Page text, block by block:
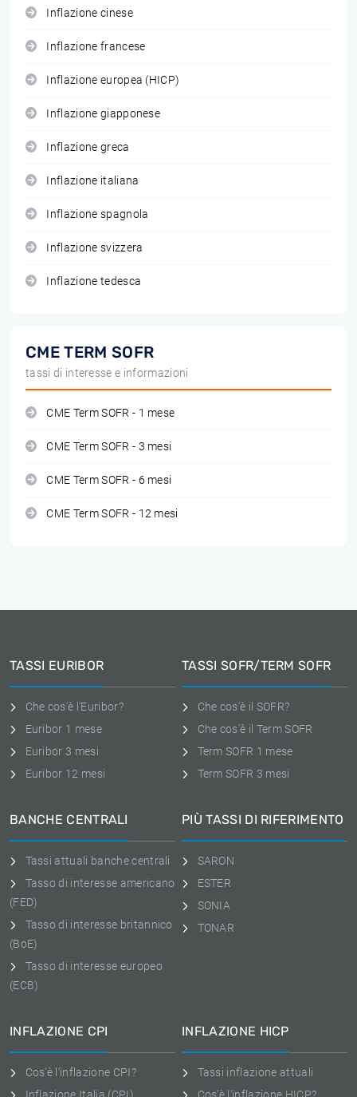
Inflazione cinese
Inflazione francese
Inflazione europea (HICP)
Inflazione giapponese
Inflazione greca
Inflazione italiana
Inflazione spagnola
Inflazione svizzera
Inflazione tedesca
CME TERM SOFR
tassi di interesse e informazioni
CME Term SOFR - 1 mese
CME Term SOFR - 3 mesi
CME Term SOFR - 6 mesi
CME Term SOFR - 12 mesi
TASSI EURIBOR
Che cos'è l'Euribor?
Euribor 1 mese
Euribor 3 mesi
Euribor 12 mesi
TASSI SOFR/TERM SOFR
Che cos'è il SOFR?
Che cos'è il Term SOFR
Term SOFR 1 mese
Term SOFR 3 mesi
BANCHE CENTRALI
Tassi attuali banche centrali
Tasso di interesse americano
(FED)
Tasso di interesse britannico
(BoE)
Tasso di interesse europeo
(ECB)
PIÙ TASSI DI RIFERIMENTO
SARON
ESTER
SONIA
TONAR
INFLAZIONE CPI
Cos'è l'inflazione CPI?
INFLAZIONE HICP
Tassi inflazione attuali